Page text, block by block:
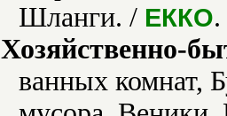
Шланги. / ЕККО.
Хозяйственно-
ванных комнат,